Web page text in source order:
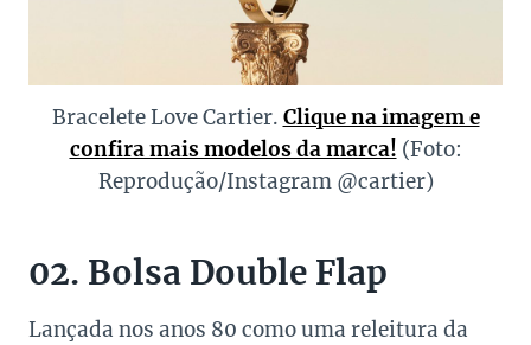
Bracelete Love Cartier. Clique na imagem e
confira mais modelos da marca! (Foto:
Reprodução/Instagram @cartier)
02. Bolsa Double Flap
Lançada nos anos 80 como uma releitura da